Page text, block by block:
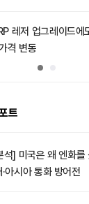
레저 업그레이드에
격 변동
트
석] 미국은 왜 엔화를
아시아 통화 방어전